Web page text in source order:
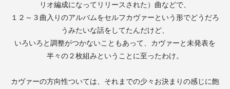
リオ編成になってリリースされた）曲などで、
１２～３曲入りのアルバムをセルフカヴァーという形でどうだろ
うみたいな話をしてたんだけど、
いろいろと調整がつかないこともあって、カヴァーと未発表を
半々の２枚組みということに至ったわけ。
カヴァーの方向性ついては、それまでの少々お決まりの感じに飽